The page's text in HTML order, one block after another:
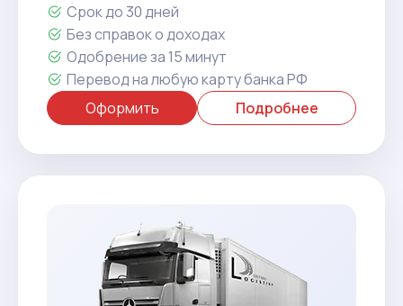
Срок до 30 дней
Без справок о доходах
Одобрение за 15 минут
Перевод на любую карту банка РФ
Оформить
Подробнее